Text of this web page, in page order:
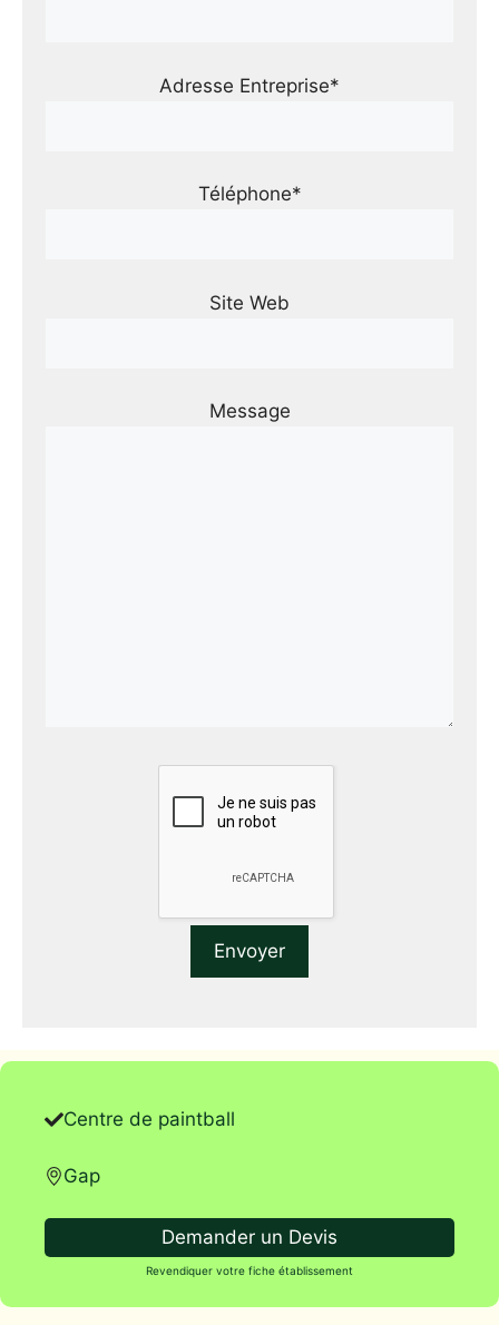
Adresse Entreprise*
Téléphone*
Site Web
Message
Centre de paintball
Gap
Demander un Devis
Revendiquer votre fiche établissement